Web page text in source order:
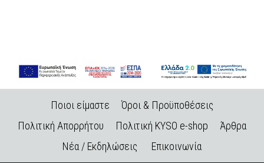
Ποιοι είμαστε
Όροι & Προϋποθέσεις
Πολιτική Απορρήτου
Πολιτική KYSO e-shop
Άρθρα
Νέα / Εκδηλώσεις
Επικοινωνία